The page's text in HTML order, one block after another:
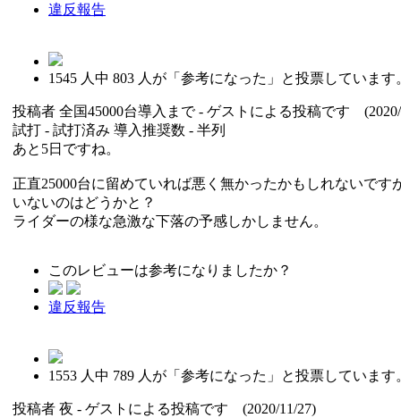
違反報告
1545 人中 803 人が「参考になった」と投票しています
投稿者 全国45000台導入まで- ゲストによる投稿です (2020/
試打 - 試打済み 導入推奨数 - 半列
あと5日ですね。
正直25000台に留めていれば悪く無かったかもしれないで
いないのはどうかと？
ライダーの様な急激な下落の予感しかしません。
このレビューは参考になりましたか？
違反報告
1553 人中 789 人が「参考になった」と投票しています
投稿者 夜 - ゲストによる投稿です (2020/11/27)